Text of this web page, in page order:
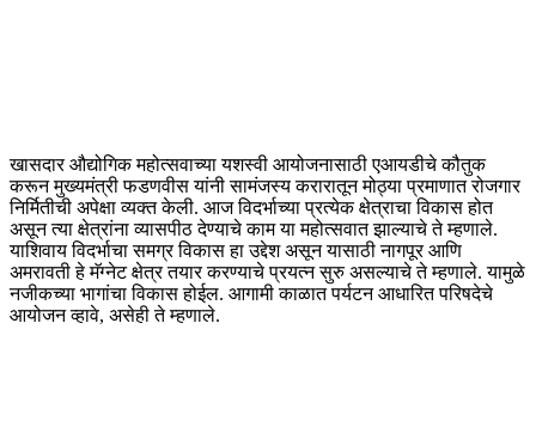
खासदार औद्योगिक महोत्सवाच्या यशस्वी आयोजनासाठी एआयडीचे कौतुक
करून मुख्यमंत्री फडणवीस यांनी सामंजस्य करारातून मोठ्या प्रमाणात रोजगार
निर्मितीची अपेक्षा व्यक्त केली. आज विदर्भाच्या प्रत्येक क्षेत्राचा विकास होत
असून त्या क्षेत्रांना व्यासपीठ देण्याचे काम या महोत्सवात झाल्याचे ते म्हणाले.
याशिवाय विदर्भाचा समग्र विकास हा उद्देश असून यासाठी नागपूर आणि
अमरावती हे मॅग्नेट क्षेत्र तयार करण्याचे प्रयत्न सुरु असल्याचे ते म्हणाले. यामुळे
नजीकच्या भागांचा विकास होईल. आगामी काळात पर्यटन आधारित परिषदेचे
आयोजन व्हावे, असेही ते म्हणाले.